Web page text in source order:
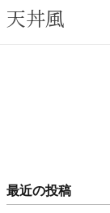
天丼風
最近の投稿